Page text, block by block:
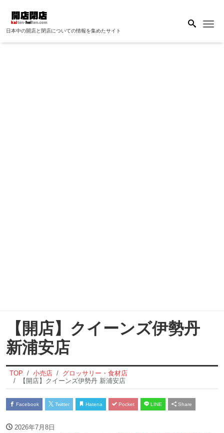
日本中の開店と閉店についての情報を集めたサイト
【開店】クイーンズ伊勢丹
新浦安店
TOP 小売店
グロッサリー・食材店
【開店】クイーンズ伊勢丹 新浦安店
Facebook Twitter Hatena Pocket LINE Share
2026年7月8日